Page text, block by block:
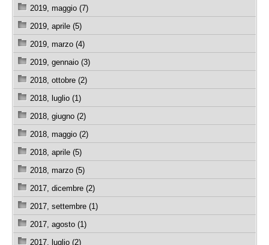
2019, maggio (7)
2019, aprile (5)
2019, marzo (4)
2019, gennaio (3)
2018, ottobre (2)
2018, luglio (1)
2018, giugno (2)
2018, maggio (2)
2018, aprile (5)
2018, marzo (5)
2017, dicembre (2)
2017, settembre (1)
2017, agosto (1)
2017, luglio (2)